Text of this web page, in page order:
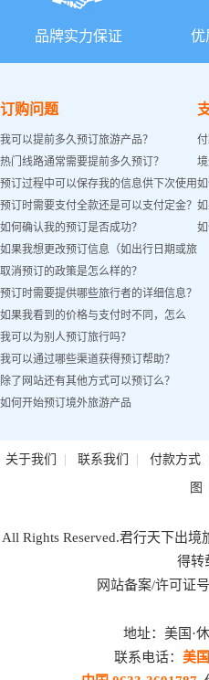
品牌实力保证 优
订购问题
我可以提前多久预订旅游产品？
热门线路通常需要提前多久预订？
预订过程中可以保存我的信息供下次使用
吗？
预订时需要支付全款还是可以支付定金？
如何确认我的预订是否成功？
如果我想更改预订信息（如出行日期或旅
客姓名）怎么办？
取消预订的政策是怎么样的？
预订时需要提供哪些旅行者的详细信息？
如果我看到的价格与支付时不同，怎么
办？
我可以为别人预订旅行吗？
我可以通过哪些渠道获得预订帮助？
除了网站还有其他方式可以预订么？
如何开始预订境外旅游产品
关于我们 | 联系我们 | 付款方式
图
All Rights Reserved.君行天下出
得转
网站备案/许可证号
地址：美国·
联系电话： 美